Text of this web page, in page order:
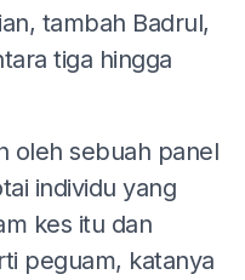
tambah Badrul,
tiga hingga
oleh sebuah panel
individu yang
kes itu dan
peguam, katanya